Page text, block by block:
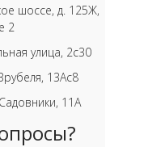
шоссе, д. 125Ж,
2
улица, 2с30
13Ас8
11А